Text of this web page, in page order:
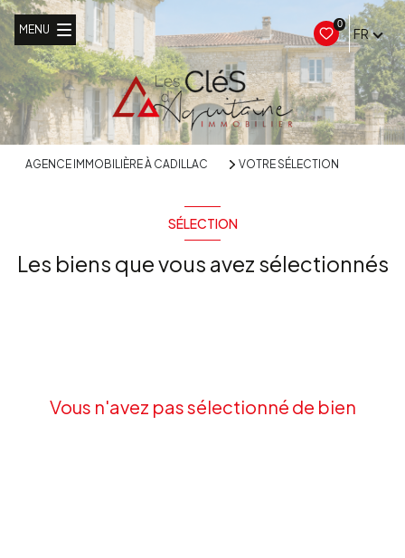
0
FR
MENU
AGENCE IMMOBILIÈRE À CADILLAC VOTRE SÉLECTION
SÉLECTION
Les biens que vous avez sélectionnés
Vous n'avez pas sélectionné de bien